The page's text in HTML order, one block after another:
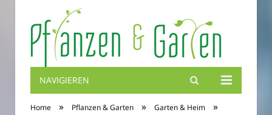
Blumenbibel
NAVIGIEREN
Home » Pflanzen & Garten » Garten & Heim »